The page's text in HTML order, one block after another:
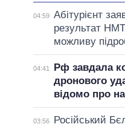
04:59 Абітурієнт
результат
можливу
04:41
Рф завдала
дронового
відомо про
03:56
Російський